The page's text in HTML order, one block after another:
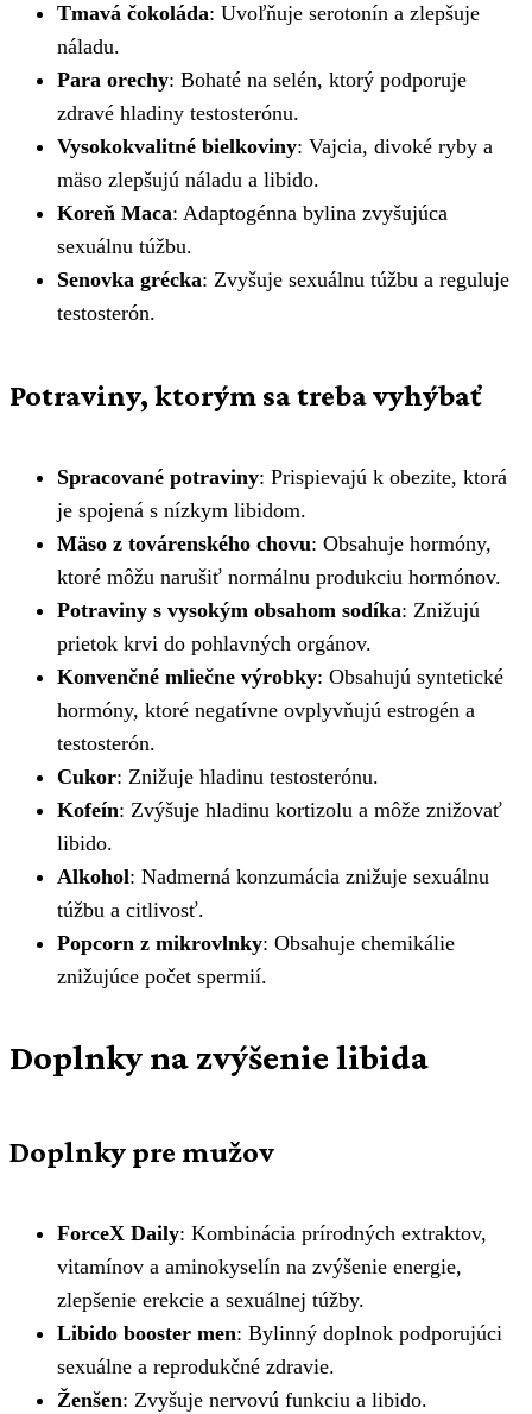
Tmavá čokoláda: Uvoľňuje serotonín a zlepšuje
náladu.
Para orechy: Bohaté na selén, ktorý podporuje
zdravé hladiny testosterónu.
Vysokokvalitné bielkoviny: Vajcia, divoké ryby a
mäso zlepšujú náladu a libido.
Koreň Maca: Adaptogénna bylina zvyšujúca
sexuálnu túžbu.
Senovka grécka: Zvyšuje sexuálnu túžbu a reguluje
testosterón.
Potraviny, ktorým sa treba vyhýbať
Spracované potraviny: Prispievajú k obezite, ktorá
je spojená s nízkym libidom.
Mäso z továrenského chovu: Obsahuje hormóny,
ktoré môžu narušiť normálnu produkciu hormónov.
Potraviny s vysokým obsahom sodíka: Znižujú
prietok krvi do pohlavných orgánov.
Konvenčné mliečne výrobky: Obsahujú syntetické
hormóny, ktoré negatívne ovplyvňujú estrogén a
testosterón.
Cukor: Znižuje hladinu testosterónu.
Kofeín: Zvýšuje hladinu kortizolu a môže znižovať
libido.
Alkohol: Nadmerná konzumácia znižuje sexuálnu
túžbu a citlivosť.
Popcorn z mikrovlnky: Obsahuje chemikálie
znižujúce počet spermií.
Doplnky na zvýšenie libida
Doplnky pre mužov
ForceX Daily: Kombinácia prírodných extraktov,
vitamínov a aminokyselín na zvýšenie energie,
zlepšenie erekcie a sexuálnej túžby.
Libido booster men: Bylinný doplnok podporujúci
sexuálne a reprodukčné zdravie.
Ženšen: Zvyšuje nervovú funkciu a libido.